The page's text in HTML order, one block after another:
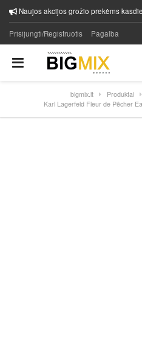
Naujos akcijos grožio prekėms
Prisijungti/Registruotis Pagalba
bigmix.lt Produktai
Karl Lagerfeld Fleur de Pêcher